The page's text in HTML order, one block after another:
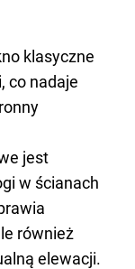
klasyczne
co nadaje
jest
w ścianach
również
elewacji.